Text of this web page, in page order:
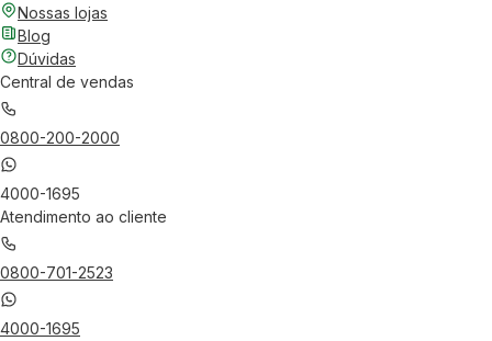
Nossas lojas
Blog
Dúvidas
Central de vendas
0800-200-2000
4000-1695
Atendimento ao cliente
0800-701-2523
4000-1695